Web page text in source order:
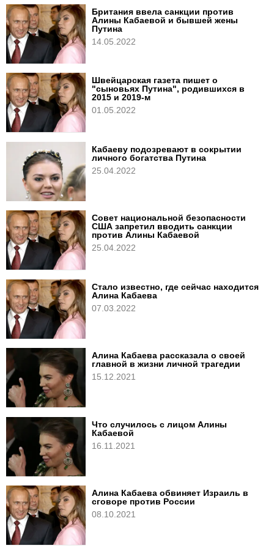
Британия ввела санкции против
Алины Кабаевой и бывшей жены
Путина
14.05.2022
Швейцарская газета пишет о
"сыновьях Путина", родившихся в
2015 и 2019-м
01.05.2022
Кабаеву подозревают в сокрытии
личного богатства Путина
25.04.2022
Совет национальной безопасности
США запретил вводить санкции
против Алины Кабаевой
25.04.2022
Стало известно, где сейчас находится
Алина Кабаева
07.03.2022
Алина Кабаева рассказала о своей
главной в жизни личной трагедии
15.12.2021
Что случилось с лицом Алины
Кабаевой
16.11.2021
Алина Кабаева обвиняет Израиль в
сговоре против России
08.10.2021